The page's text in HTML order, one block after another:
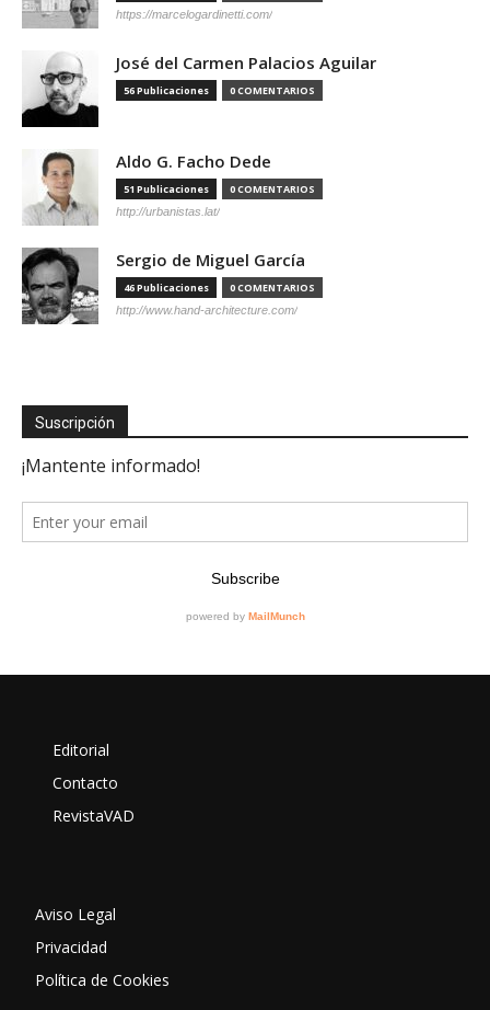
https://marcelogardinetti.com/
José del Carmen Palacios Aguilar
56 Publicaciones 0 COMENTARIOS
Aldo G. Facho Dede
51 Publicaciones 0 COMENTARIOS
http://urbanistas.lat/
Sergio de Miguel García
46 Publicaciones 0 COMENTARIOS
http://www.hand-architecture.com/
Suscripción
Editorial
Contacto
RevistaVAD
Aviso Legal
Privacidad
Política de Cookies